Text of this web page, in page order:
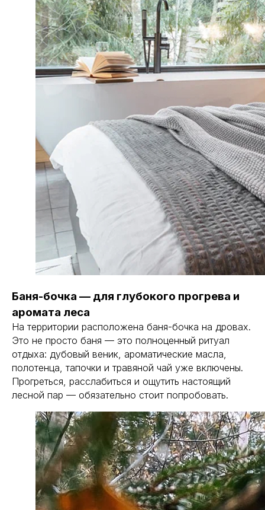
Баня-бочка — для глубокого прогрева и
аромата леса
На территории расположена баня-бочка на дровах.
Это не просто баня — это полноценный ритуал
отдыха: дубовый веник, ароматические масла,
полотенца, тапочки и травяной чай уже включены.
Прогреться, расслабиться и ощутить настоящий
лесной пар — обязательно стоит попробовать.